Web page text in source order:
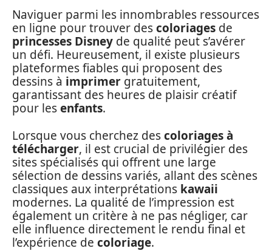
Naviguer parmi les innombrables ressources
en ligne pour trouver descoloriages de
princesses Disney de qualité peut s’avérer
un défi. Heureusement, il existe plusieurs
plateformes fiables qui proposent des
dessins à imprimer gratuitement,
garantissant des heures de plaisir créatif
pour lesenfants.
Lorsque vous cherchez descoloriages à
télécharger, il est crucial de privilégier des
sites spécialisés qui offrent une large
sélection de dessins variés, allant des scènes
classiques aux interprétations kawaii
modernes. La qualité de l’impression est
également un critère à ne pas négliger, car
elle influence directement le rendu final et
l’expérience de coloriage.